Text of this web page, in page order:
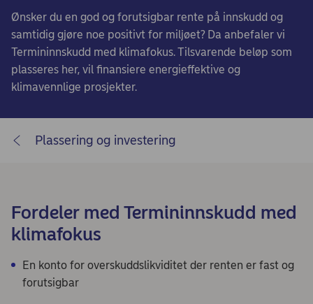
Ønsker du en god og forutsigbar rente på innskudd og
samtidig gjøre noe positivt for miljøet? Da anbefaler vi
Termininnskudd med klimafokus. Tilsvarende beløp som
plasseres her, vil finansiere energieffektive og
klimavennlige prosjekter.
Plassering og investering
Fordeler med Termininnskudd med
klimafokus
En konto for overskuddslikviditet der renten er fast og
forutsigbar